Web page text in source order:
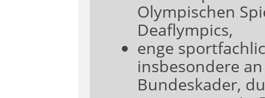
Olympischen
Deaflympics,
enge
insbesondere
Bundeskader,